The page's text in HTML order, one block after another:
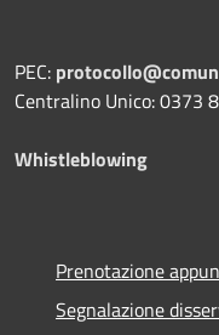
PEC:
Centralino Unico: 0373
Whistleblowing
Prenotazione
Segnalazione